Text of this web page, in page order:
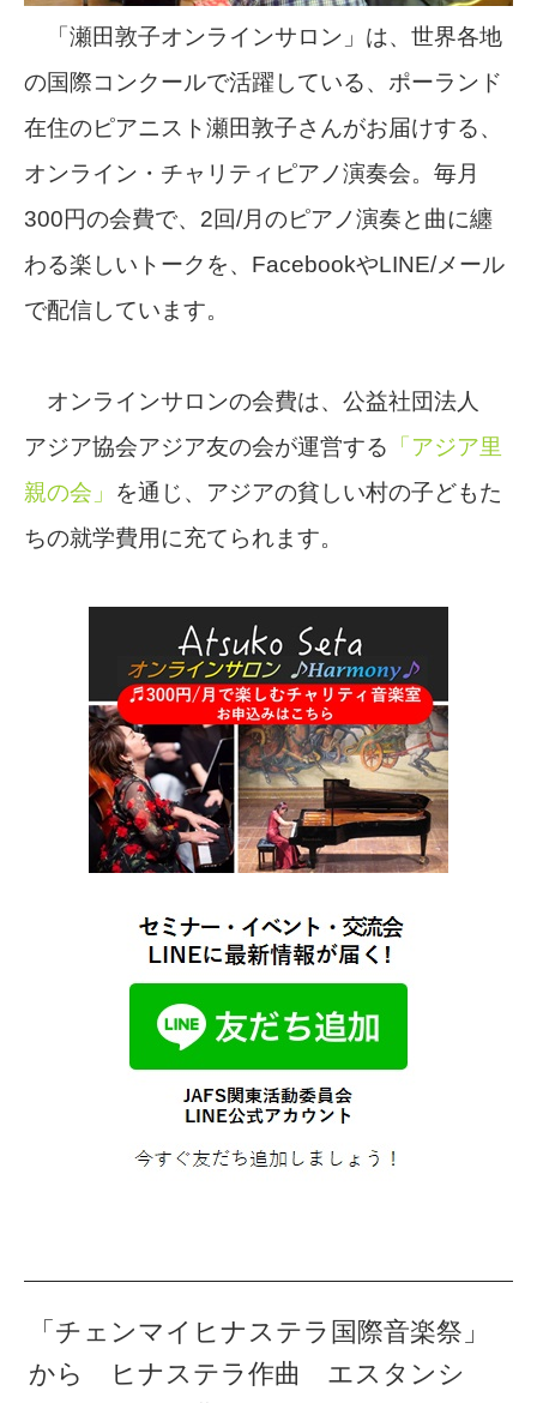
「瀬田敦子オンラインサロン」は、世界各地
の国際コンクールで活躍している、ポーランド
在住のピアニスト瀬田敦子さんがお届けする、
オンライン・チャリティピアノ演奏会。毎月
300円の会費で、2回/月のピアノ演奏と曲に纏
わる楽しいトークを、FacebookやLINE/メール
で配信しています。
オンラインサロンの会費は、公益社団法人
アジア協会アジア友の会が運営する 「アジア里
親の会」 を通じ、アジアの貧しい村の子どもた
ちの就学費用に充てられます。
「チェンマイヒナステラ国際音楽祭」
から ヒナステラ作曲 エスタンシ